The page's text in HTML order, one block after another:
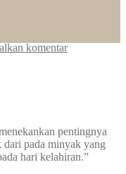
komentar
pentingnya
pada minyak yang
hari kelahiran.”